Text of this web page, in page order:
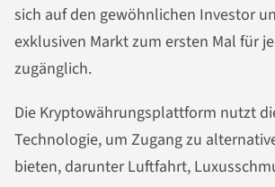
sich auf den gewöhnlichen Investor
exklusiven Markt zum ersten Mal für
zugänglich.
Die Kryptowährungsplattform nutzt
Technologie, um Zugang zu
bieten, darunter Luftfahrt,